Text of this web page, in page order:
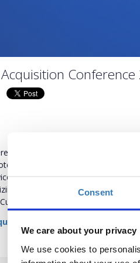
Consent
We care about your privacy
We use cookies to
Conference
will refer to the broader
including policyholders,
AI, and blockchain platforms.
Cyber-Resilience good
designing new-gen